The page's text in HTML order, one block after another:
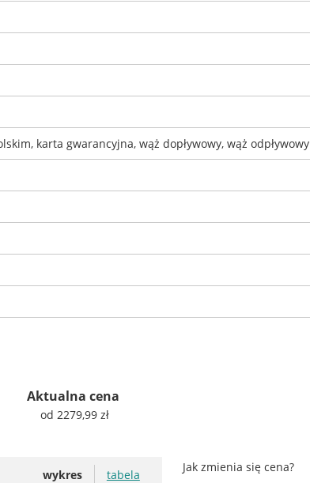
karta gwarancyjna, wąż dopływowy, wąż odpływowy
Aktualna cena
od 2279,99 zł
wykres tabela
Jak zmienia się cena?